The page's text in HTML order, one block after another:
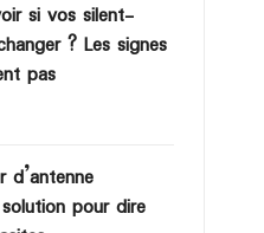
si vos silent-
? Les signes
pas
d’antenne
pour dire